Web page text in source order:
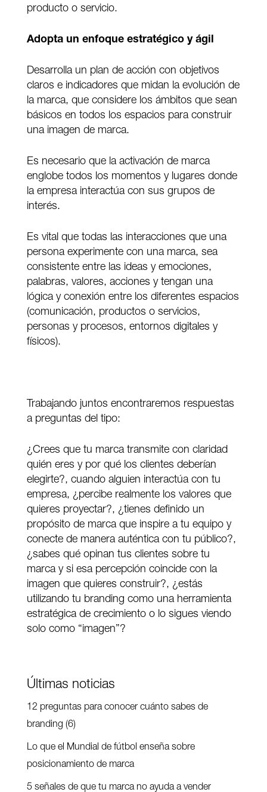
producto o servicio.
Adopta un enfoque estratégico y ágil
Desarrolla un plan de acción con objetivos
claros e indicadores que midan la evolución de
la marca, que considere los ámbitos que sean
básicos en todos los espacios para construir
una imagen de marca.
Es necesario que la activación de marca
englobe todos los momentos y lugares donde
la empresa interactúa con sus grupos de
interés.
Es vital que todas las interacciones que una
persona experimente con una marca, sea
consistente entre las ideas y emociones,
palabras, valores, acciones y tengan una
lógica y conexión entre los diferentes espacios
(comunicación, productos o servicios,
personas y procesos, entornos digitales y
físicos).
Trabajando juntos encontraremos respuestas
a preguntas del tipo:
¿Crees que tu marca transmite con claridad
quién eres y por qué los clientes deberían
elegirte?, cuando alguien interactúa con tu
empresa, ¿percibe realmente los valores que
quieres proyectar?, ¿tienes definido un
propósito de marca que inspire a tu equipo y
conecte de manera auténtica con tu público?,
¿sabes qué opinan tus clientes sobre tu
marca y si esa percepción coincide con la
imagen que quieres construir?, ¿estás
utilizando tu branding como una herramienta
estratégica de crecimiento o lo sigues viendo
solo como “imagen”?
Últimas noticias
12 preguntas para conocer cuánto sabes de
branding (6)
Lo que el Mundial de fútbol enseña sobre
posicionamiento de marca
5 señales de que tu marca no ayuda a vender